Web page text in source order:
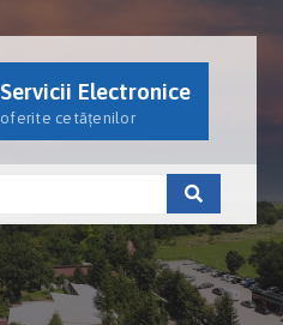
Servicii Electronice
oferite cetățenilor